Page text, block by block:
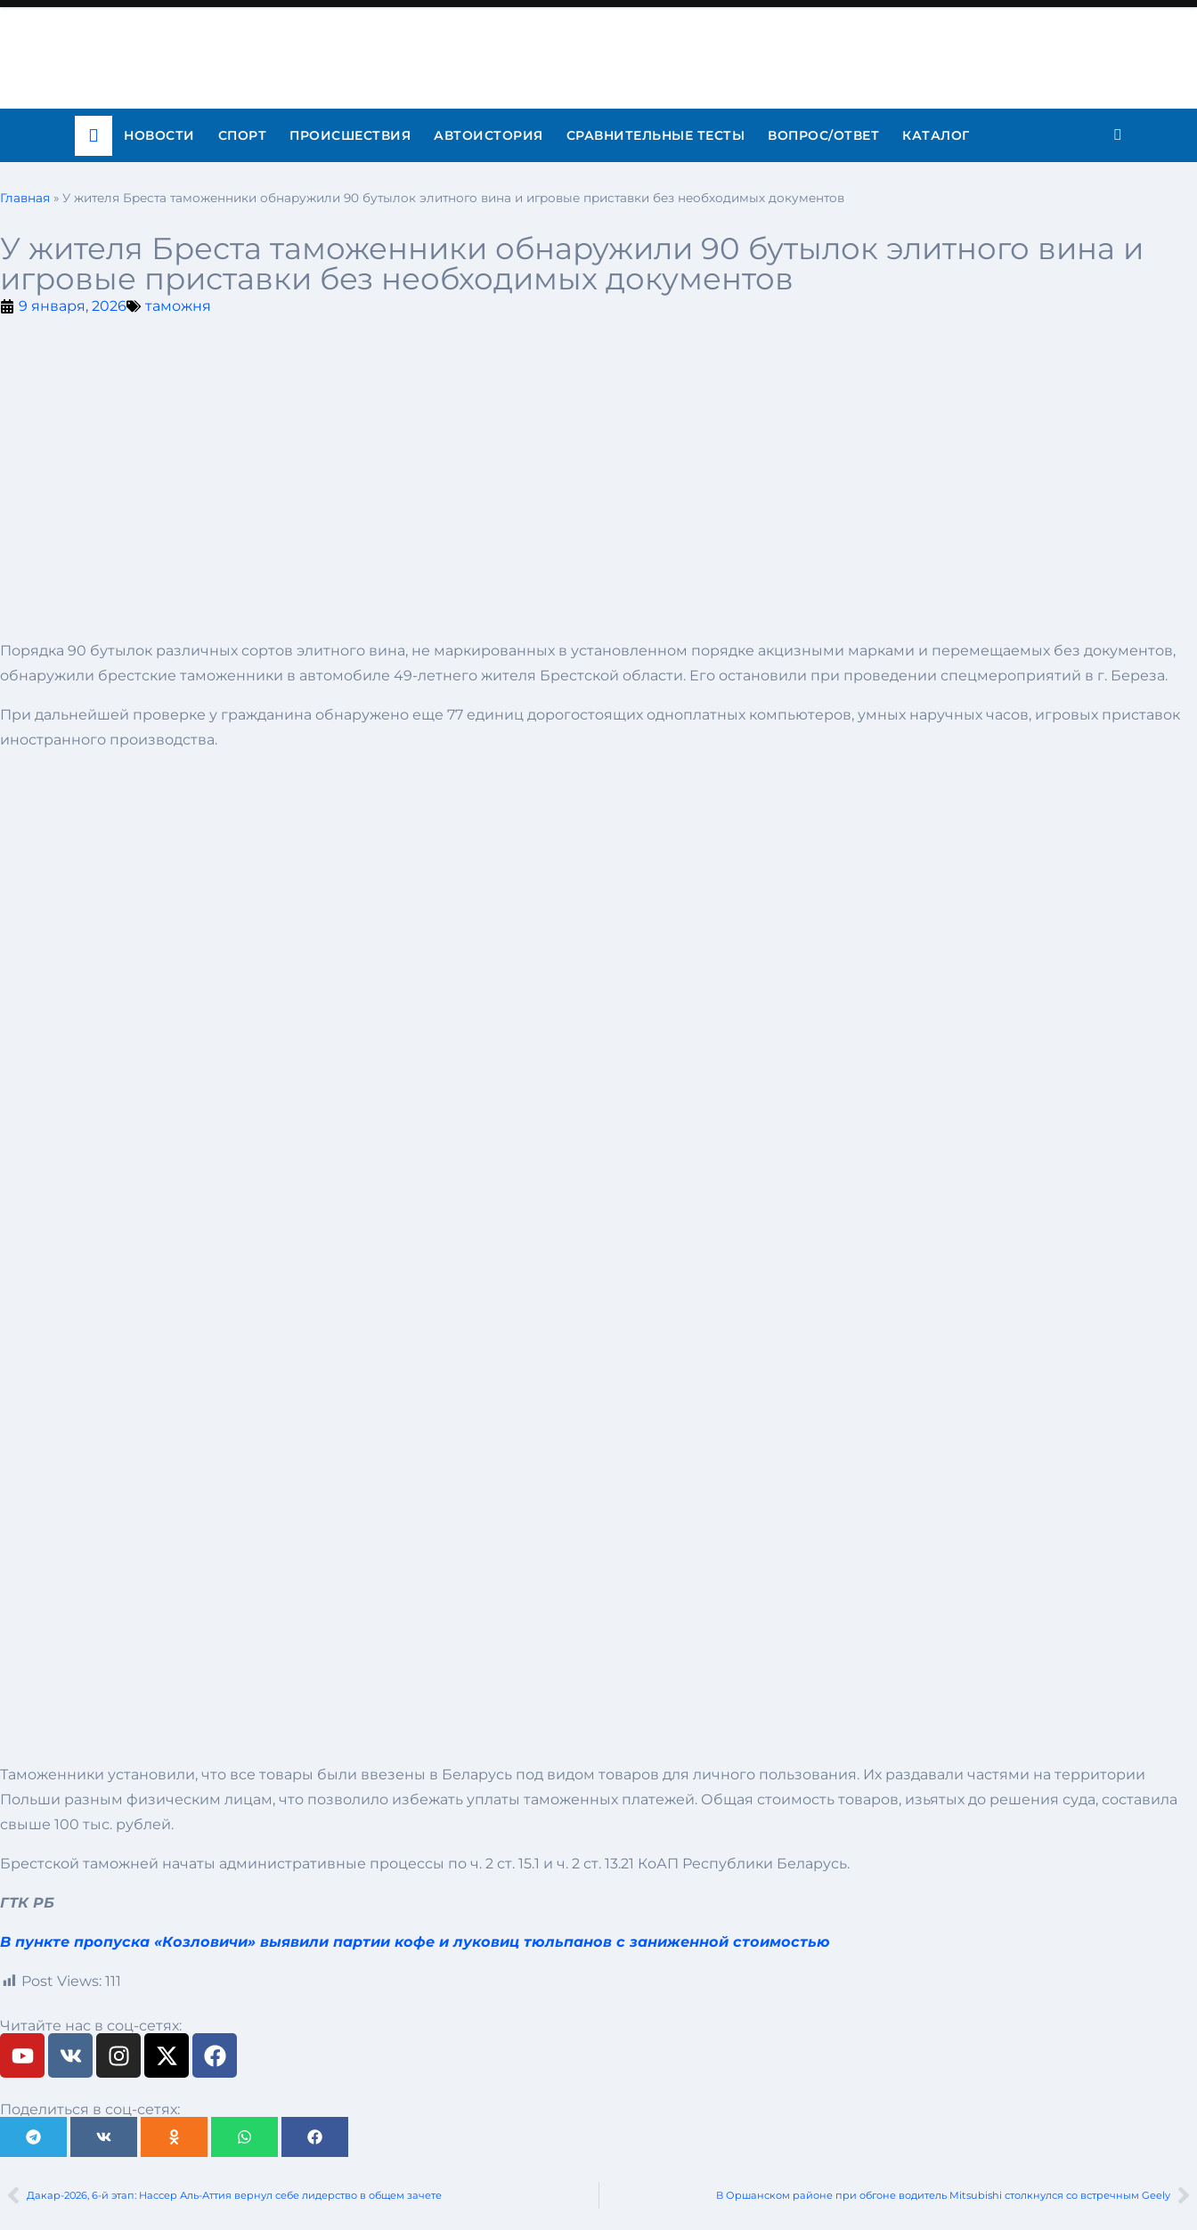
НОВОСТИ СПОРТ ПРОИСШЕСТВИЯ АВТОИСТОРИЯ СРАВНИТЕЛЬНЫЕ ТЕСТЫ ВОПРОС/ОТВЕТ КАТАЛОГ
Главная » У жителя Бреста таможенники обнаружили 90 бутылок элитного вина и игровые приставки без необходимых документов
У жителя Бреста таможенники обнаружили 90 бутылок элитного вина и
игровые приставки без необходимых документов
9 января, 2026 таможня
Порядка 90 бутылок различных сортов элитного вина, не маркированных в установленном порядке акцизными марками и перемещаемых без документов,
обнаружили брестские таможенники в автомобиле 49-летнего жителя Брестской области. Его остановили при проведении спецмероприятий в г. Береза.
При дальнейшей проверке у гражданина обнаружено еще 77 единиц дорогостоящих одноплатных компьютеров, умных наручных часов, игровых приставок
иностранного производства.
Таможенники установили, что все товары были ввезены в Беларусь под видом товаров для личного пользования. Их раздавали частями на территории
Польши разным физическим лицам, что позволило избежать уплаты таможенных платежей. Общая стоимость товаров, изьятых до решения суда, составила
свыше 100 тыс. рублей.
Брестской таможней начаты административные процессы по ч. 2 ст. 15.1 и ч. 2 ст. 13.21 КоАП Республики Беларусь.
ГТК РБ
В пункте пропуска «Козловичи» выявили партии кофе и луковиц тюльпанов с заниженной стоимостью
Post Views: 111
Читайте нас в соц-сетях:
Поделиться в соц-сетях:
Дакар-2026, 6-й этап: Нассер Аль-Аттия вернул себе лидерство в общем зачете В Оршанском районе при обгоне водитель Mitsubishi столкнулся со встречным Geely